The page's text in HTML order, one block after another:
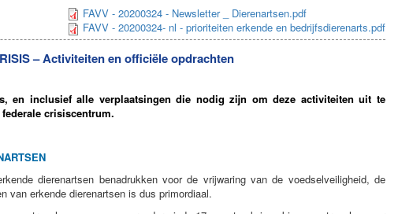
FAVV - 20200324 - Newsletter _ Dierenartsen.pdf
FAVV - 20200324- nl - prioriteiten erkende en bedrijfsdierenarts.pdf
– Activiteiten en officiële opdrachten
en inclusief alle verplaatsingen die nodig zijn om deze activiteiten uit te
crisiscentrum.
dierenartsen benadrukken voor de vrijwaring van de voedselveiligheid, de
van erkende dierenartsen is dus primordiaal.